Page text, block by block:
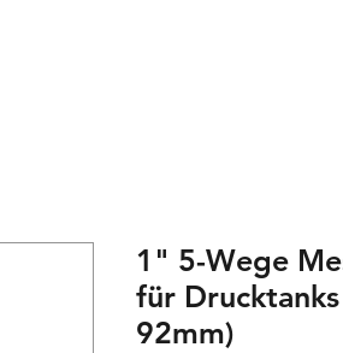
1" 5-Wege
für
92mm)